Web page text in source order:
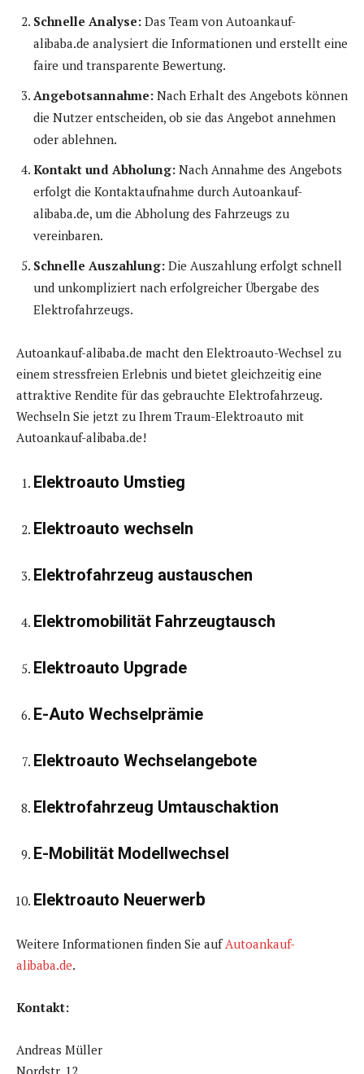
Schnelle Analyse: Das Team von Autoankauf-
alibaba.de analysiert die Informationen und erstellt eine
faire und transparente Bewertung.
Angebotsannahme: Nach Erhalt des Angebots können
die Nutzer entscheiden, ob sie das Angebot annehmen
oder ablehnen.
Kontakt und Abholung: Nach Annahme des Angebots
erfolgt die Kontaktaufnahme durch Autoankauf-
alibaba.de, um die Abholung des Fahrzeugs zu
vereinbaren.
Schnelle Auszahlung: Die Auszahlung erfolgt schnell
und unkompliziert nach erfolgreicher Übergabe des
Elektrofahrzeugs.
Autoankauf-alibaba.de macht den Elektroauto-Wechsel zu
einem stressfreien Erlebnis und bietet gleichzeitig eine
attraktive Rendite für das gebrauchte Elektrofahrzeug.
Wechseln Sie jetzt zu Ihrem Traum-Elektroauto mit
Autoankauf-alibaba.de!
Elektroauto Umstieg
Elektroauto wechseln
Elektrofahrzeug austauschen
Elektromobilität Fahrzeugtausch
Elektroauto Upgrade
E-Auto Wechselprämie
Elektroauto Wechselangebote
Elektrofahrzeug Umtauschaktion
E-Mobilität Modellwechsel
Elektroauto Neuerwer b
Weitere Informationen finden Sie auf Autoankauf-
alibaba.de.
Kontakt:
Andreas Müller
Nordstr. 12